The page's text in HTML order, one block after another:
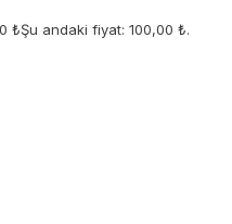
₺Şu andaki fiyat: 100,00 ₺.